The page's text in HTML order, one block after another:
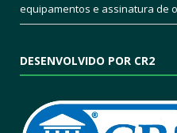
equipamentos e assinatura de
DESENVOLVIDO POR CR2